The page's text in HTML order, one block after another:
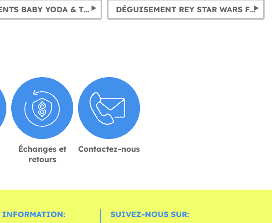
DÉGUISEMENTS BABY YODA & THE MANDALORIAN POUR ENFANT ET ADULTE DÉGUISEMENT REY STAR WARS FILLE ET FEMME
Échanges et
retours
Contactez-nous
INFORMATION: SUIVEZ-NOUS SUR: